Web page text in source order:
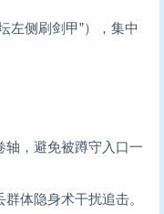
左侧刷剑甲”），集中
轴，避免被蹲守入口一
体隐身术干扰追击。